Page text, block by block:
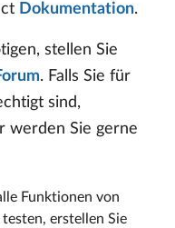
Dokumentation.
stellen Sie
. Falls Sie für
sind,
werden Sie gerne
Funktionen von
erstellen Sie